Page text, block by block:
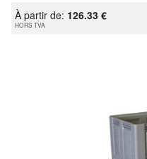
À partir de: 126.33 €
HORS TVA